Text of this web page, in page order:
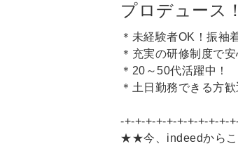
プロデュース
＊未経験者OK！振袖
＊充実の研修制度で安
＊20～50代活躍中！
＊土日勤務できる方歓
-+-+-+-+-+-+-+-+-+-+-
★★今、indeedから